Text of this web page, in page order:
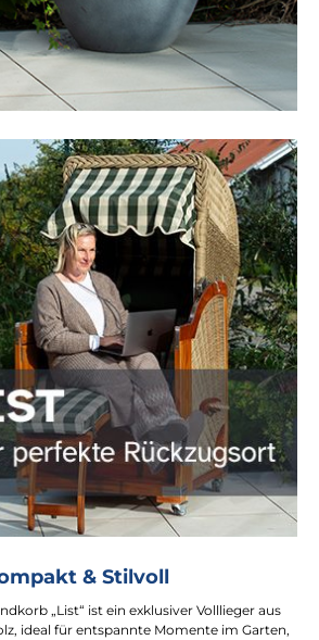
& Stilvoll
„List“ ist ein exklusiver Volllieger aus
ideal für entspannte Momente im Garten,